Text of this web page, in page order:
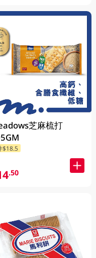
芝麻梳打
$18.5
.50